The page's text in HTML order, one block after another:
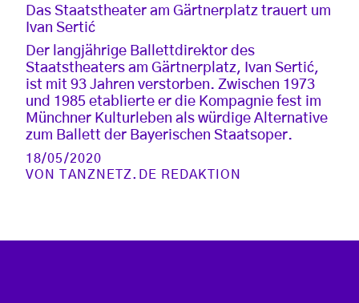
Das Staatstheater am Gärtnerplatz trauert um
Ivan Sertić
Der langjährige Ballettdirektor des
Staatstheaters am Gärtnerplatz, Ivan Sertić,
ist mit 93 Jahren verstorben. Zwischen 1973
und 1985 etablierte er die Kompagnie fest im
Münchner Kulturleben als würdige Alternative
zum Ballett der Bayerischen Staatsoper.
18/05/2020
VON
TANZNETZ.DE REDAKTION